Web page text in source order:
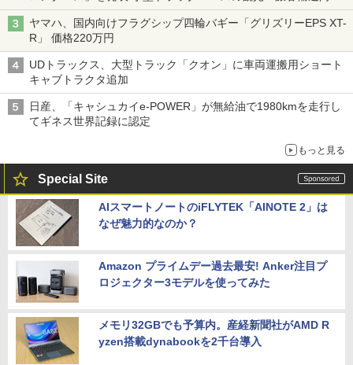
バス
ヤマハ、国内向けフラグシップ四輪バギー「グリズリーEPS XT-
R」 価格220万円
UDトラックス、大型トラック「クオン」に車両運搬用ショート
キャブトラクタ追加
日産、「キャシュカイe-POWER」が無給油で1980kmを走行し
てギネス世界記録に認定
もっと見る
Special Site
AIスマートノートのiFLYTEK「AINOTE 2」は
なぜ魅力的なのか？
Amazon プライムデー過去最安! Anker注目プ
ロジェクター3モデルを使ってみた
メモリ32GBでも予算内。産経新聞社がAMD R
yzen搭載dynabookを2千台導入